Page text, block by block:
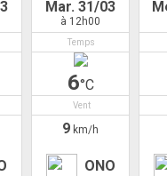
Mar. 31/03
à 12h00
Temps
6°C
Vent
9 km/h
ONO